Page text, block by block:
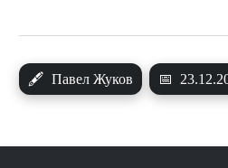
🖋 Павел Жуков 📅